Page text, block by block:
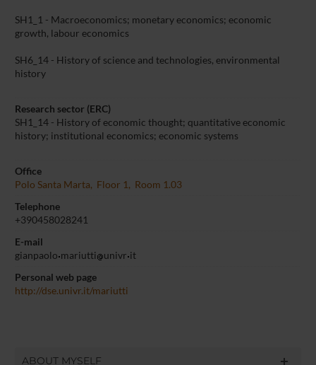
SH1_1 - Macroeconomics; monetary economics; economic
growth, labour economics
SH6_14 - History of science and technologies, environmental
history
Research sector (ERC)
SH1_14 - History of economic thought; quantitative economic
history; institutional economics; economic systems
Office
Polo Santa Marta, Floor 1, Room 1.03
Telephone
+390458028241
E-mail
gianpaolo mariutti univr it
Personal web page
http://dse.univr.it/mariutti
ABOUT MYSELF